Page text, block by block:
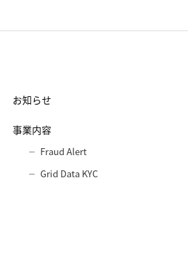
お知らせ
事業内容
Fraud Alert
Grid Data KYC